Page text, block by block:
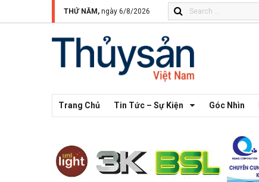
THỨ NĂM, ngày 6/8/2026
Trang Chủ Tin Tức – Sự Kiện Góc Nhìn